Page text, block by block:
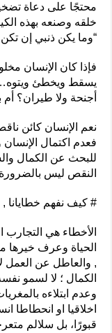
محتجًا على دعاة
خلقه وصنعه بهذه
“وما يكن ذنبي إن
فإذا كان الإنسان
يسقط ويخطئ ويتوه…
أجنحة ولا طيران؟
نعم الإنسان كائن
فعدم اكتمال الإنسان
للبحث عن الكمال
النقص ليس بالضرورة
# كيف نفهم خطايانا ,
الأخطاء هي
الحياة وعرف
, والعاطل عن العمل
الكمال ؛ لا لسمو
وعدم ابتلاءه
اخلاقيا او انحطاطا
قبورًا، بل سلالم